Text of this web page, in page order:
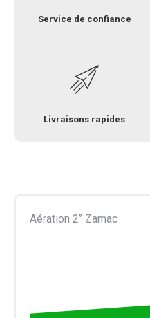
Service de confiance
Livraisons rapides
Aération 2’’ Zamac